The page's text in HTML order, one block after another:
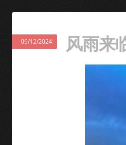
风雨来
09/12/2024